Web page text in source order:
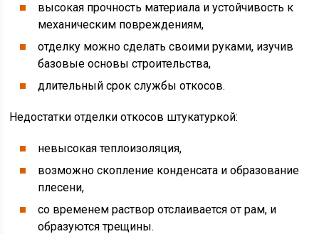
высокая прочность материала и устойчивость к
механическим повреждениям,
отделку можно сделать своими руками, изучив
базовые основы строительства,
длительный срок службы откосов.
Недостатки отделки откосов штукатуркой:
невысокая теплоизоляция,
возможно скопление конденсата и образование
плесени,
со временем раствор отслаивается от рам, и
образуются трещины.